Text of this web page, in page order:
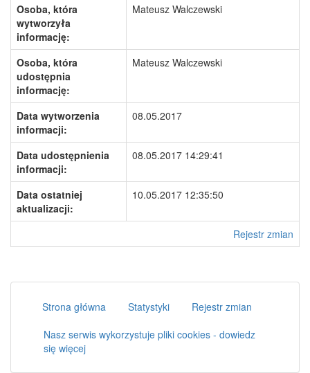
Osoba, która
wytworzyła
informację:
Mateusz Walczewski
Osoba, która
udostępnia
informację:
Mateusz Walczewski
Data wytworzenia
informacji:
08.05.2017
Data udostępnienia
informacji:
08.05.2017 14:29:41
Data ostatniej
aktualizacji:
10.05.2017 12:35:50
Rejestr zmian
Strona główna Statystyki
Rejestr zmian
Nasz serwis wykorzystuje pliki cookies - dowiedz
się więcej